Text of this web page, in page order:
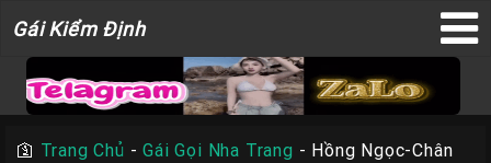
Gái Kiểm Định
Gái
Định
×
🛐 Trang Chủ -Gái Gọi Nha Trang - Hồng Ngọc-Chân